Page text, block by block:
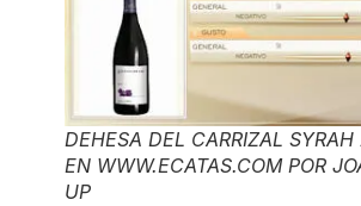
DEHESA DEL CARRIZAL
EN WWW.ECATAS.COM POR
UP